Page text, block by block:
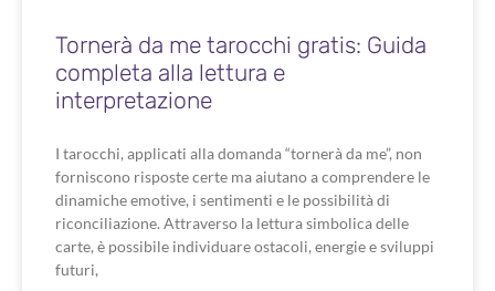
Tornerà da me tarocchi gratis: Guida
completa alla lettura e
interpretazione
I tarocchi, applicati alla domanda “tornerà da me”, non
forniscono risposte certe ma aiutano a comprendere le
dinamiche emotive, i sentimenti e le possibilità di
riconciliazione. Attraverso la lettura simbolica delle
carte, è possibile individuare ostacoli, energie e sviluppi
futuri,